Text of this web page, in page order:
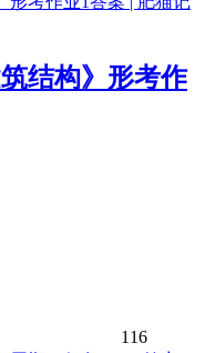
结构》形考作
116